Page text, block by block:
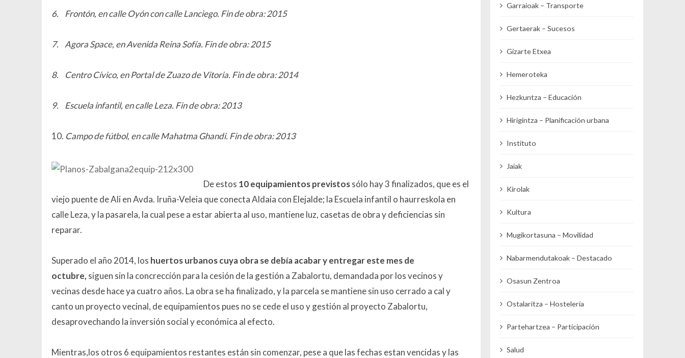
6. Frontón, en calle Oyón con calle Lanciego. Fin de obra: 2015
7. Agora Space, en Avenida Reina Sofía. Fin de obra: 2015
8. Centro Cívico, en Portal de Zuazo de Vitoria. Fin de obra: 2014
9. Escuela infantil, en calle Leza. Fin de obra: 2013
10. Campo de fútbol, en calle Mahatma Ghandi. Fin de obra: 2013
De estos 10 equipamientos previstossólo hay 3 finalizados, que es el
viejo puente de Ali en Avda. Iruña-Veleia que conecta Aldaia con Elejalde; la Escuela infantil o haurreskola en
calle Leza, y la pasarela, la cual pese a estar abierta al uso, mantiene luz, casetas de obra y deficiencias sin
reparar.
Superado el año 2014, los huertos urbanos cuya obra se debía acabar y entregar este mes de
octubre, siguen sin la concrección para la cesión de la gestión a Zabalortu, demandada por los vecinos y
vecinas desde hace ya cuatro años. La obra se ha finalizado, y la parcela se mantiene sin uso cerrado a cal y
canto un proyecto vecinal, de equipamientos pues no se cede el uso y gestión al proyecto Zabalortu,
desaprovechando la inversión social y económica al efecto.
Mientras,los otros 6 equipamientos restantes están sin comenzar, pese a que las fechas estan vencidas y las
Garraioak – Transporte
Gertaerak – Sucesos
Gizarte Etxea
Hemeroteka
Hezkuntza – Educación
Hirigintza – Planificación urbana
Instituto
Jaiak
Kirolak
Kultura
Mugikortasuna – Movilidad
Nabarmendutakoak – Destacado
Osasun Zentroa
Ostalaritza – Hostelería
Partehartzea – Participación
Salud